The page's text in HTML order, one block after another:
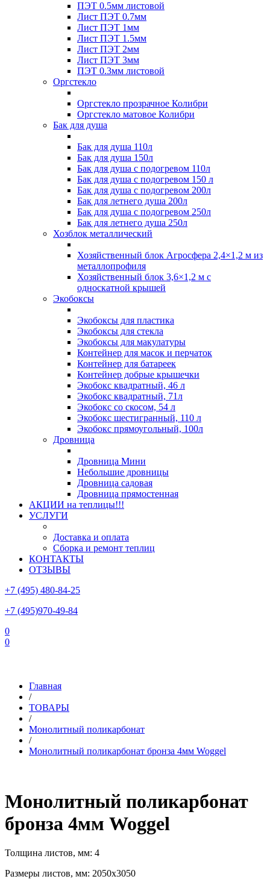
ПЭТ 0.5мм листовой
Лист ПЭТ 0.7мм
Лист ПЭТ 1мм
Лист ПЭТ 1.5мм
Лист ПЭТ 2мм
Лист ПЭТ 3мм
ПЭТ 0.3мм листовой
Оргстекло
Оргстекло прозрачное Колибри
Оргстекло матовое Колибри
Бак для душа
Бак для душа 110л
Бак для душа 150л
Бак для душа с подогревом 110л
Бак для душа с подогревом 150 л
Бак для душа с подогревом 200л
Бак для летнего душа 200л
Бак для душа с подогревом 250л
Бак для летнего душа 250л
Хозблок металлический
Хозяйственный блок Агросфера 2,4×1,2 м из
металлопрофиля
Хозяйственный блок 3,6×1,2 м с
односкатной крышей
Экобоксы
Экобоксы для пластика
Экобоксы для стекла
Экобоксы для макулатуры
Контейнер для масок и перчаток
Контейнер для батареек
Контейнер добрые крышечки
Экобокс квадратный, 46 л
Экобокс квадратный, 71л
Экобокс со скосом, 54 л
Экобокс шестигранный, 110 л
Экобокс прямоугольный, 100л
Дровница
Дровница Мини
Небольшие дровницы
Дровница садовая
Дровница прямостенная
АКЦИИ на теплицы!!!
УСЛУГИ
Доставка и оплата
Сборка и ремонт теплиц
КОНТАКТЫ
ОТЗЫВЫ
+7 (495) 480-84-25
+7 (495)970-49-84
0
0
Главная
/
ТОВАРЫ
/
Монолитный поликарбонат
/
Монолитный поликарбонат бронза 4мм Woggel
Монолитный поликарбонат
бронза 4мм Woggel
Толщина листов, мм: 4
Размеры листов, мм: 2050х3050